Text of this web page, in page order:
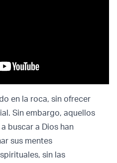
en la roca, sin ofrecer
Sin embargo, aquellos
buscar a Dios han
sus mentes
sin las